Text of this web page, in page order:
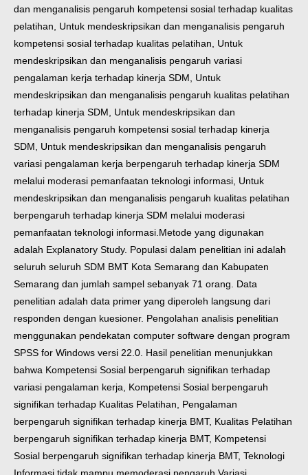
dan menganalisis pengaruh kompetensi sosial terhadap kualitas
pelatihan, Untuk mendeskripsikan dan menganalisis pengaruh
kompetensi sosial terhadap kualitas pelatihan, Untuk
mendeskripsikan dan menganalisis pengaruh variasi
pengalaman kerja terhadap kinerja SDM, Untuk
mendeskripsikan dan menganalisis pengaruh kualitas pelatihan
terhadap kinerja SDM, Untuk mendeskripsikan dan
menganalisis pengaruh kompetensi sosial terhadap kinerja
SDM, Untuk mendeskripsikan dan menganalisis pengaruh
variasi pengalaman kerja berpengaruh terhadap kinerja SDM
melalui moderasi pemanfaatan teknologi informasi, Untuk
mendeskripsikan dan menganalisis pengaruh kualitas pelatihan
berpengaruh terhadap kinerja SDM melalui moderasi
pemanfaatan teknologi informasi. Metode yang digunakan
adalah Explanatory Study. Populasi dalam penelitian ini adalah
seluruh seluruh SDM BMT Kota Semarang dan Kabupaten
Semarang dan jumlah sampel sebanyak 71 orang. Data
penelitian adalah data primer yang diperoleh langsung dari
responden dengan kuesioner. Pengolahan analisis penelitian
menggunakan pendekatan computer software dengan program
SPSS for Windows versi 22.0. Hasil penelitian menunjukkan
bahwa Kompetensi Sosial berpengaruh signifikan terhadap
variasi pengalaman kerja, Kompetensi Sosial berpengaruh
signifikan terhadap Kualitas Pelatihan, Pengalaman
berpengaruh signifikan terhadap kinerja BMT, Kualitas Pelatihan
berpengaruh signifikan terhadap kinerja BMT, Kompetensi
Sosial berpengaruh signifikan terhadap kinerja BMT, Teknologi